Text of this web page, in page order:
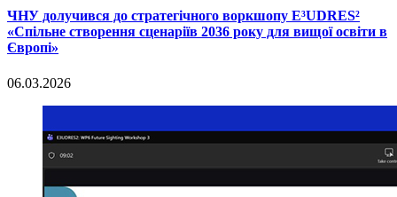
ЧНУ долучився до стратегічного воркшопу E³UDRES²
«Спільне створення сценаріїв 2036 року для вищої освіти в
Європі»
06.03.2026